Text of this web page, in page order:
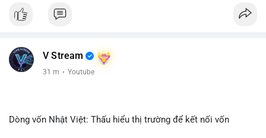
V Stream
31 m · Youtube
Dòng vốn Nhật Việt: Thấu hiểu thị trường để kết nối vốn